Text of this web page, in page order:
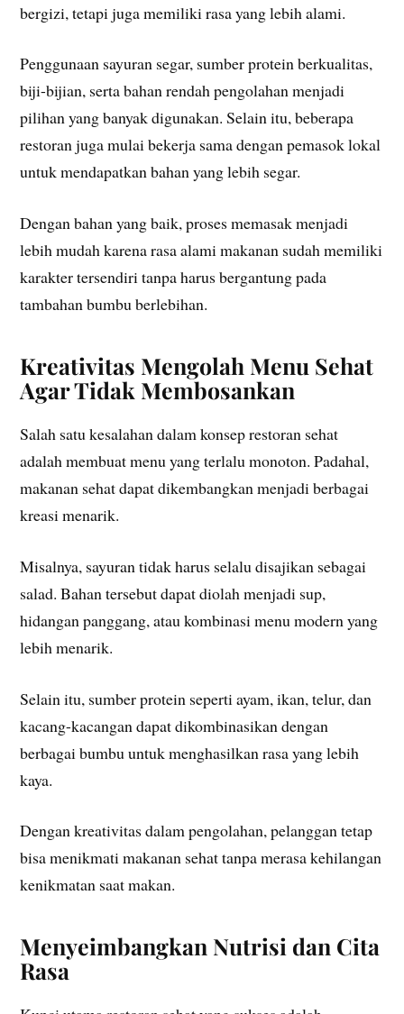
bergizi, tetapi juga memiliki rasa yang lebih alami.
Penggunaan sayuran segar, sumber protein berkualitas,
biji-bijian, serta bahan rendah pengolahan menjadi
pilihan yang banyak digunakan. Selain itu, beberapa
restoran juga mulai bekerja sama dengan pemasok lokal
untuk mendapatkan bahan yang lebih segar.
Dengan bahan yang baik, proses memasak menjadi
lebih mudah karena rasa alami makanan sudah memiliki
karakter tersendiri tanpa harus bergantung pada
tambahan bumbu berlebihan.
Kreativitas Mengolah Menu Sehat
Agar Tidak Membosankan
Salah satu kesalahan dalam konsep restoran sehat
adalah membuat menu yang terlalu monoton. Padahal,
makanan sehat dapat dikembangkan menjadi berbagai
kreasi menarik.
Misalnya, sayuran tidak harus selalu disajikan sebagai
salad. Bahan tersebut dapat diolah menjadi sup,
hidangan panggang, atau kombinasi menu modern yang
lebih menarik.
Selain itu, sumber protein seperti ayam, ikan, telur, dan
kacang-kacangan dapat dikombinasikan dengan
berbagai bumbu untuk menghasilkan rasa yang lebih
kaya.
Dengan kreativitas dalam pengolahan, pelanggan tetap
bisa menikmati makanan sehat tanpa merasa kehilangan
kenikmatan saat makan.
Menyeimbangkan Nutrisi dan Cita
Rasa